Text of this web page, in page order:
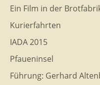
Ein Film in der
Kurierfahrten
IADA 2015
Pfaueninsel
Führung: Gerhard